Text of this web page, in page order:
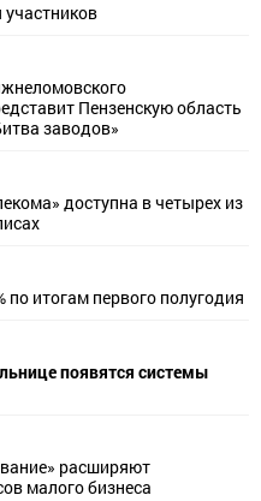
Пензенскую область
заводов»
доступна в четырех из
по итогам первого полугодия
появятся системы
расширяют
малого бизнеса